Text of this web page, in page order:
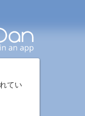
てい